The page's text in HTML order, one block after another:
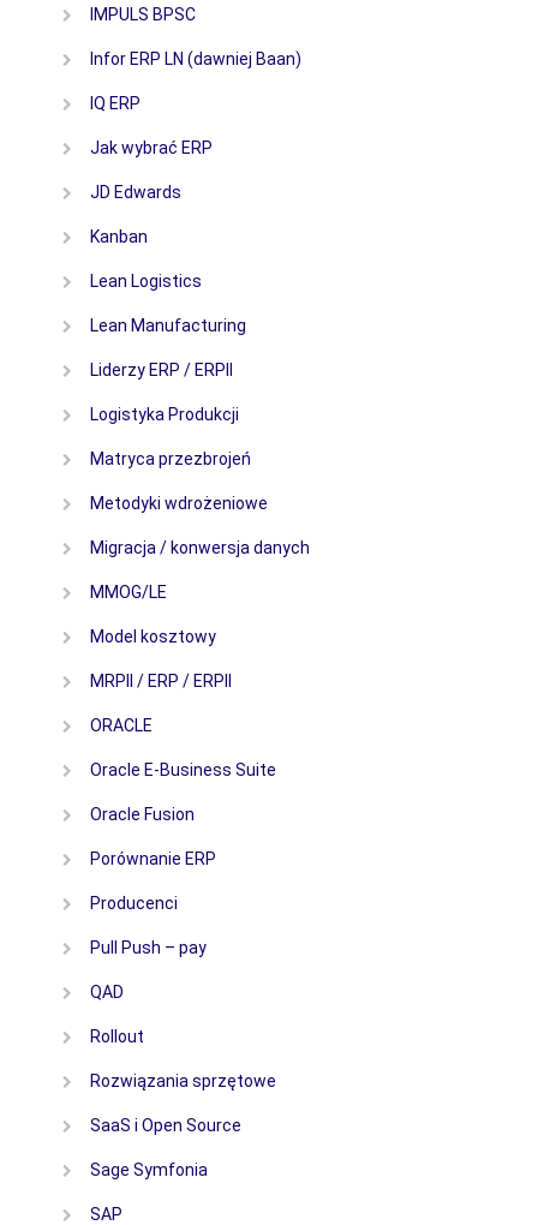
IMPULS BPSC
Infor ERP LN (dawniej Baan)
IQ ERP
Jak wybrać ERP
JD Edwards
Kanban
Lean Logistics
Lean Manufacturing
Liderzy ERP / ERPII
Logistyka Produkcji
Matryca przezbrojeń
Metodyki wdrożeniowe
Migracja / konwersja danych
MMOG/LE
Model kosztowy
MRPII / ERP / ERPII
ORACLE
Oracle E-Business Suite
Oracle Fusion
Porównanie ERP
Producenci
Pull Push – pay
QAD
Rollout
Rozwiązania sprzętowe
SaaS i Open Source
Sage Symfonia
SAP